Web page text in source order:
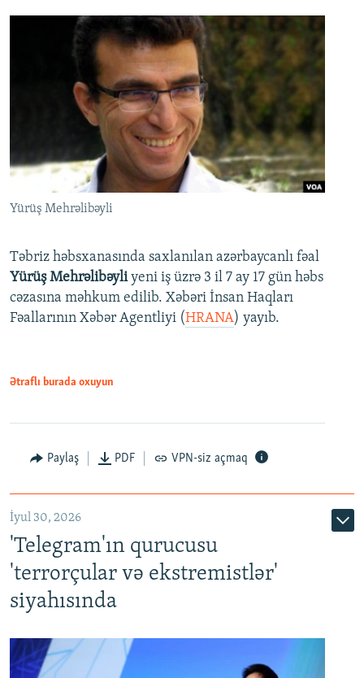
Yürüş Mehrəlibəyli
Təbriz həbsxanasında saxlanılan azərbaycanlı fəal
Yürüş Mehrəlibəyliyeni iş üzrə 3 il 7 ay 17 gün həbs
cəzasına məhkum edilib. Xəbəri İnsan Haqları
Fəallarının Xəbər Agentliyi (HRANA) yayıb.
Ətraflı burada oxuyun
Paylaş PDF VPN-siz açmaq
İyul 30, 2026
'Telegram'ın qurucusu
'terrorçular və ekstremistlər'
siyahısında